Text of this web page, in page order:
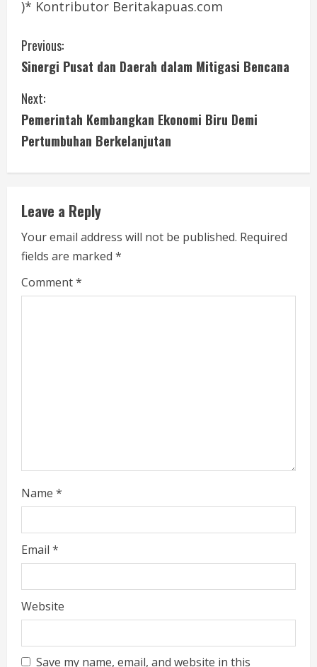
)* Kontributor Beritakapuas.com
C
o
n
t
i
n
u
e
R
g
Previous:
Sinergi Pusat dan Daerah dalam Mitigasi Bencana
Next:
Pemerintah Kembangkan Ekonomi Biru Demi
Pertumbuhan Berkelanjutan
Leave a Reply
Your email address will not be published. Required
fields are marked *
Comment*
Name *
Email *
Website
Save my name, email, and website in this